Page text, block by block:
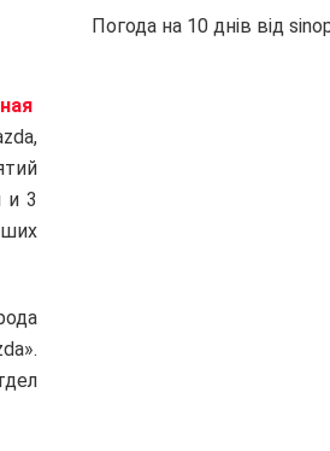
и 3
Погода на 10 днів від